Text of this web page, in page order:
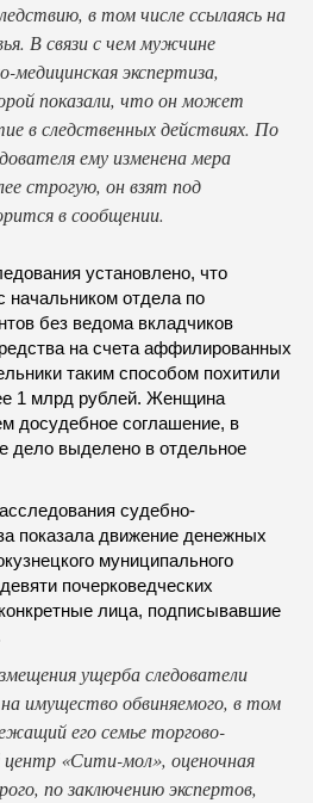
в том числе ссылаясь на
В связи с чем мужчине
медицинская экспертиза,
показали, что он может
в следственных действиях. По
ему изменена мера
строгую, он взят под
в сообщении.
установлено, что
начальником отдела по
без ведома вкладчиков
на счета аффилированных
таким способом похитили
1 млрд рублей. Женщина
досудебное соглашение, в
дело выделено в отдельное
судебно-
показала движение денежных
муниципального
почерковедческих
лица, подписывавшие
ущерба следователи
имущество обвиняемого, в том
его семье торгово-
центр «Сити-мол», оценочная
по заключению экспертов,